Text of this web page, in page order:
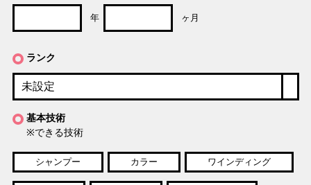
年 ヶ月
ランク
基本技術
※できる技術
シャンプー カラー ワインディング